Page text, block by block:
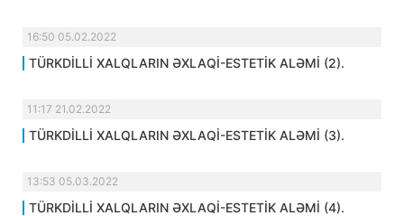
16:50 05.02.2022
TÜRKDİLLİ XALQLARIN ƏXLAQİ-ESTETİK ALƏMİ (2).
11:17 21.02.2022
TÜRKDİLLİ XALQLARIN ƏXLAQİ-ESTETİK ALƏMİ (3).
13:53 05.03.2022
TÜRKDİLLİ XALQLARIN ƏXLAQİ-ESTETİK ALƏMİ (4).